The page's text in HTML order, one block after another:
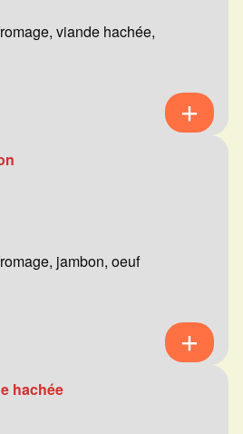
viande hachée,
jambon, oeuf
hachée